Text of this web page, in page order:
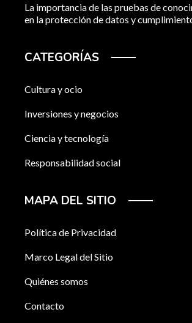
La importancia de las pruebas de
en la protección de datos y
CATEGORÍAS
Cultura y ocio
Inversiones y negocios
Ciencia y tecnología
Responsabilidad social
MAPA DEL SITIO
Política de Privacidad
Marco Legal del Sitio
Quiénes somos
Contacto